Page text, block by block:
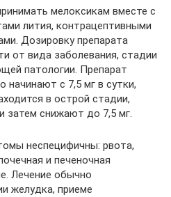
мелоксикам вместе с
лития, контрацептивными
Дозировку препарата
от вида заболевания, стадии
патологии. Препарат
начинают с 7,5 мг в сутки,
в острой стадии,
затем снижают до 7,5 мг.
неспецифичны: рвота,
и печеночная
Лечение обычно
желудка, приеме